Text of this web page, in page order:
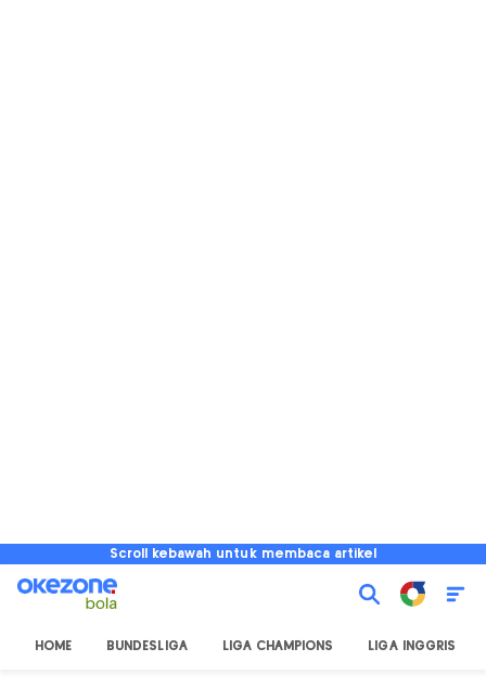
Scroll kebawah untuk membaca artikel
HOME BUNDESLIGA LIGA CHAMPIONS LIGA INGGRIS